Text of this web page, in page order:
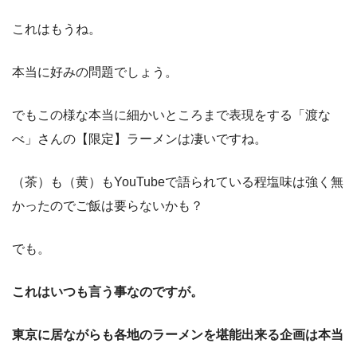
これはもうね。
本当に好みの問題でしょう。
でもこの様な本当に細かいところまで表現をする「渡な
べ」さんの【限定】ラーメンは凄いですね。
（茶）も（黄）もYouTubeで語られている程塩味は強く無
かったのでご飯は要らないかも？
でも。
これはいつも言う事なのですが。
東京に居ながらも各地のラーメンを堪能出来る企画は本当